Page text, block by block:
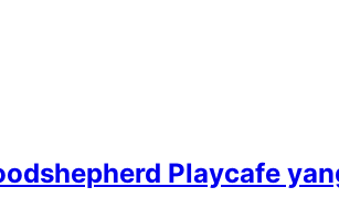
Playcafe